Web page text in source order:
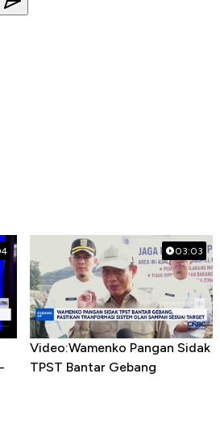
03:03
Video:Wamenko Pangan Sidak
TPST Bantar Gebang